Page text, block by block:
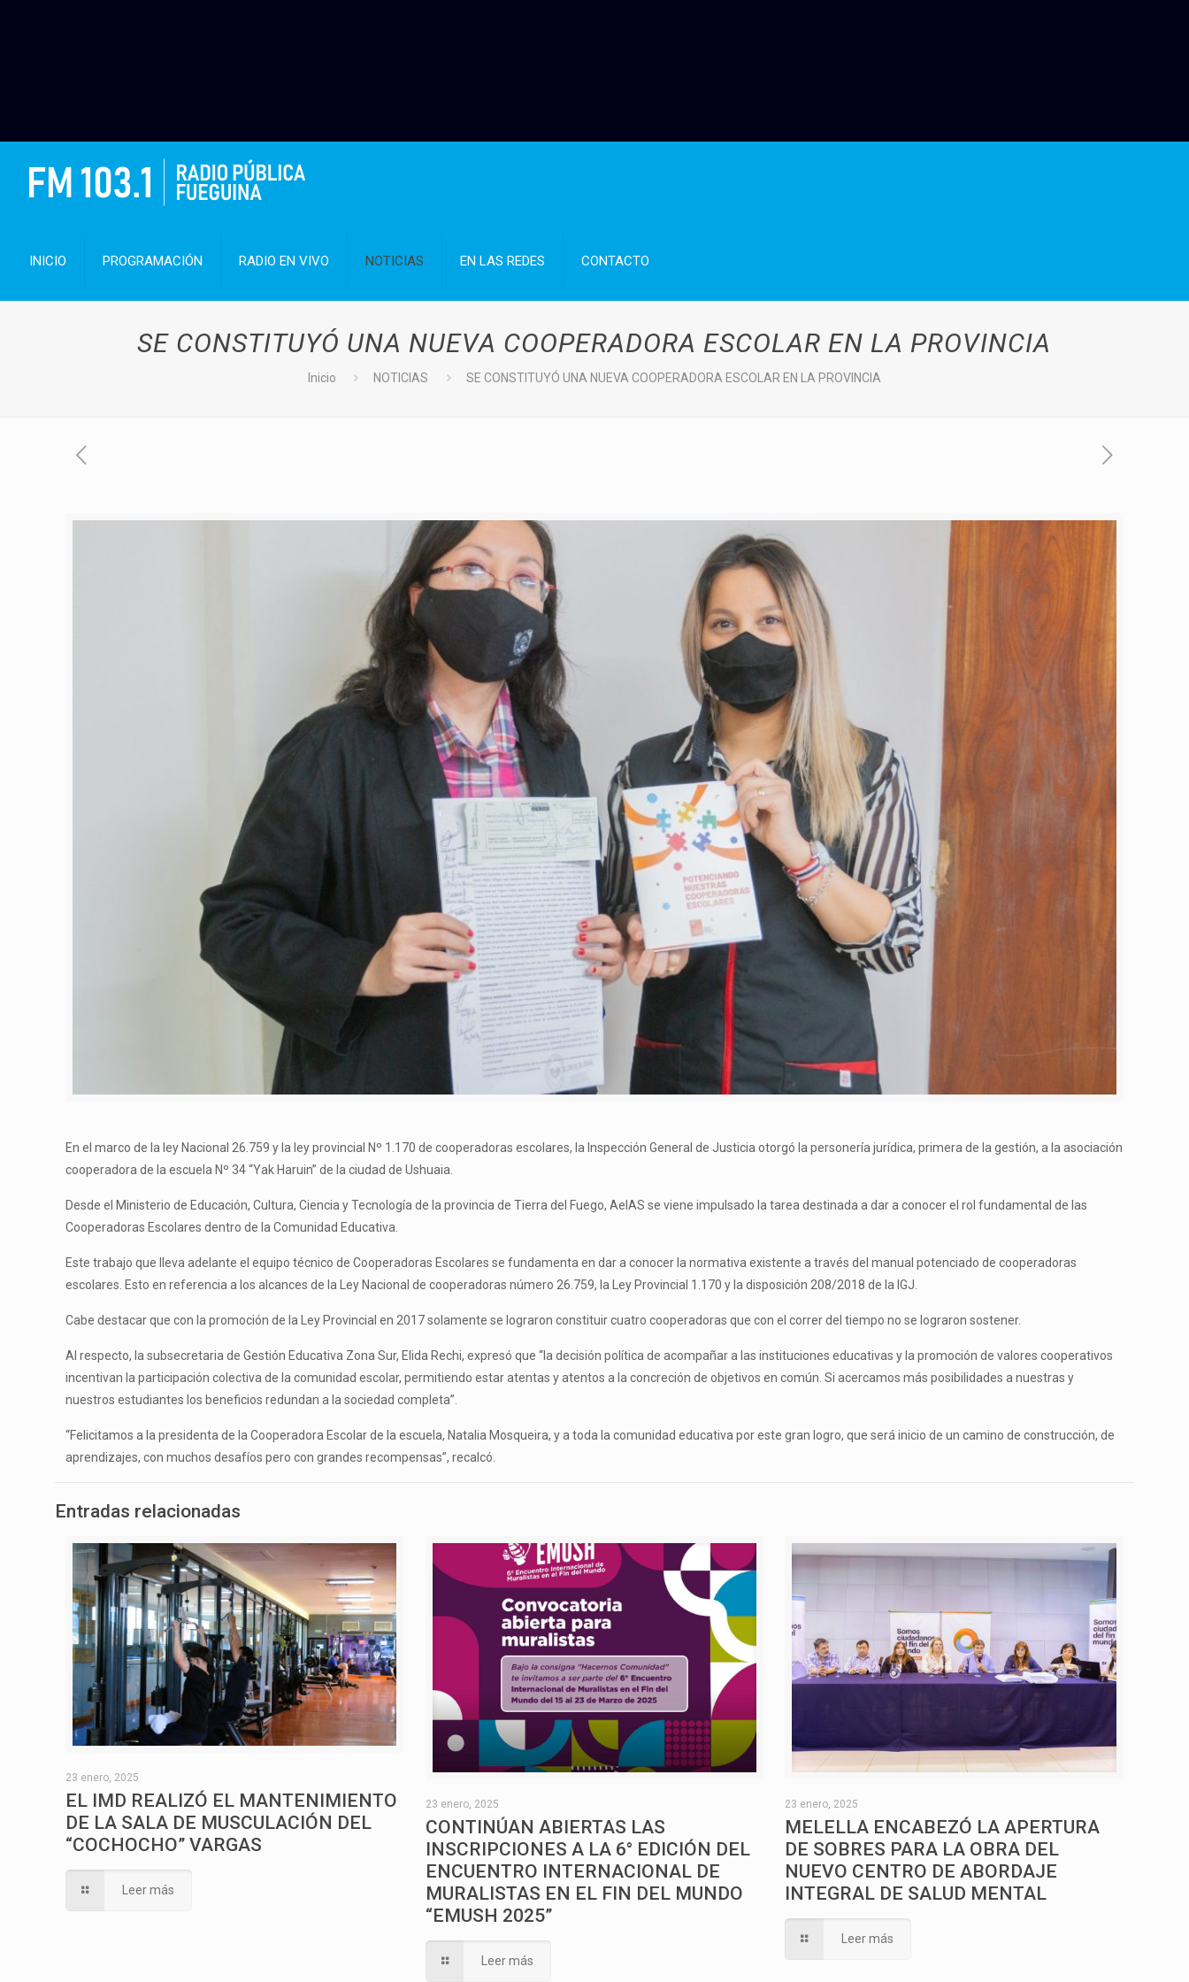
INICIO PROGRAMACIÓN RADIO EN VIVO NOTICIAS EN LAS REDES CONTACTO
SE CONSTITUYÓ UNA NUEVA COOPERADORA ESCOLAR EN LA PROVINCIA
Inicio NOTICIAS SE CONSTITUYÓ UNA NUEVA COOPERADORA ESCOLAR EN LA PROVINCIA
En el marco de la ley Nacional 26.759 y la ley provincial Nº 1.170 de cooperadoras escolares, la Inspección General de Justicia otorgó la personería jurídica, primera de la gestión, a la asociación
cooperadora de la escuela Nº 34 “Yak Haruin” de la ciudad de Ushuaia.
Desde el Ministerio de Educación, Cultura, Ciencia y Tecnología de la provincia de Tierra del Fuego, AeIAS se viene impulsado la tarea destinada a dar a conocer el rol fundamental de las
Cooperadoras Escolares dentro de la Comunidad Educativa.
Este trabajo que lleva adelante el equipo técnico de Cooperadoras Escolares se fundamenta en dar a conocer la normativa existente a través del manual potenciado de cooperadoras
escolares. Esto en referencia a los alcances de la Ley Nacional de cooperadoras número 26.759, la Ley Provincial 1.170 y la disposición 208/2018 de la IGJ.
Cabe destacar que con la promoción de la Ley Provincial en 2017 solamente se lograron constituir cuatro cooperadoras que con el correr del tiempo no se lograron sostener.
Al respecto, la subsecretaria de Gestión Educativa Zona Sur, Elida Rechi, expresó que “la decisión política de acompañar a las instituciones educativas y la promoción de valores cooperativos
incentivan la participación colectiva de la comunidad escolar, permitiendo estar atentas y atentos a la concreción de objetivos en común. Si acercamos más posibilidades a nuestras y
nuestros estudiantes los beneficios redundan a la sociedad completa”.
“Felicitamos a la presidenta de la Cooperadora Escolar de la escuela, Natalia Mosqueira, y a toda la comunidad educativa por este gran logro, que será inicio de un camino de construcción, de
aprendizajes, con muchos desafíos pero con grandes recompensas”, recalcó.
Entradas relacionadas
23 enero, 2025
EL IMD REALIZÓ EL MANTENIMIENTO
DE LA SALA DE MUSCULACIÓN DEL
“COCHOCHO” VARGAS
Leer más
23 enero, 2025
CONTINÚAN ABIERTAS LAS
INSCRIPCIONES A LA 6° EDICIÓN DEL
ENCUENTRO INTERNACIONAL DE
MURALISTAS EN EL FIN DEL MUNDO
“EMUSH 2025”
Leer más
23 enero, 2025
MELELLA ENCABEZÓ LA APERTURA
DE SOBRES PARA LA OBRA DEL
NUEVO CENTRO DE ABORDAJE
INTEGRAL DE SALUD MENTAL
Leer más